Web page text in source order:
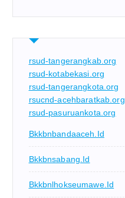
rsud-tangerangkab.org
rsud-kotabekasi.org
rsud-tangerangkota.org
rsucnd-acehbaratkab.org
rsud-pasuruankota.org
Bkkbnbandaaceh.id
Bkkbnsabang.id
Bkkbnlhokseumawe.id